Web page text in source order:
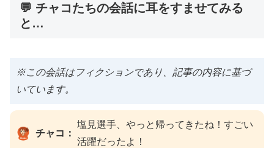
💬 チャコたちの会話に耳をすませてみる
と…
※この会話はフィクションであり、記事の内容に基づ
いています。
チャコ：
塩見選手、やっと帰ってきたね！すごい
活躍だったよ！